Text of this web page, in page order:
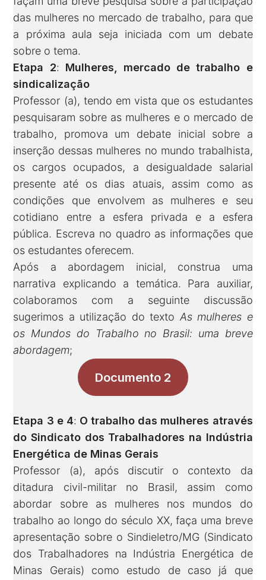
das mulheres no mercado de trabalho, para que
a próxima aula seja iniciada com um debate
sobre o tema.
Etapa 2: Mulheres, mercado de trabalho e
sindicalização
Professor (a), tendo em vista que os estudantes
pesquisaram sobre as mulheres e o mercado de
trabalho, promova um debate inicial sobre a
inserção dessas mulheres no mundo trabalhista,
os cargos ocupados, a desigualdade salarial
presente até os dias atuais, assim como as
condições que envolvem as mulheres e seu
cotidiano entre a esfera privada e a esfera
pública. Escreva no quadro as informações que
os estudantes oferecem.
Após a abordagem inicial, construa uma
narrativa explicando a temática. Para auxiliar,
colaboramos com a seguinte discussão
sugerimos a utilização do texto As mulheres e
os Mundos do Trabalho no Brasil: uma breve
abordagem;
Documento 2
Etapa 3 e 4: O trabalho das mulheres através
do Sindicato dos Trabalhadores na Indústria
Energética de Minas Gerais
Professor (a), após discutir o contexto da
ditadura civil-militar no Brasil, assim como
abordar sobre as mulheres nos mundos do
trabalho ao longo do século XX, faça uma breve
apresentação sobre o Sindieletro/MG (Sindicato
dos Trabalhadores na Indústria Energética de
Minas Gerais) como estudo de caso já que